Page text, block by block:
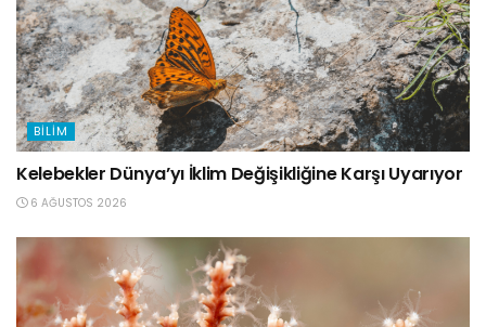
BILIM
Kelebekler Dünya’yı İklim Değişikliğine Karşı Uyarıyor
6 AĞUSTOS 2026